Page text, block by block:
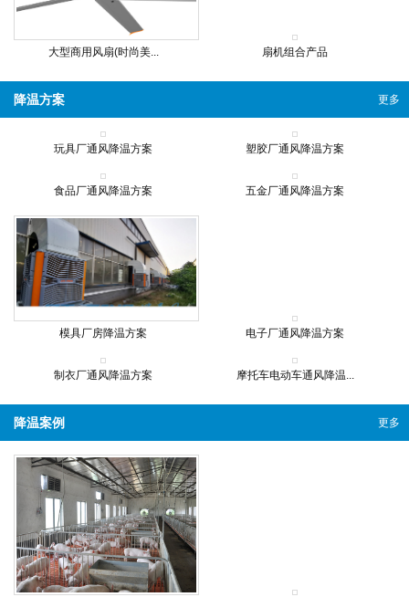
大型商用风扇(时尚美... 扇机组合产品
更多
降温方案
玩具厂通风降温方案 塑胶厂通风降温方案
食品厂通风降温方案 五金厂通风降温方案
模具厂房降温方案 电子厂通风降温方案
制衣厂通风降温方案 摩托车电动车通风降温...
更多
降温案例